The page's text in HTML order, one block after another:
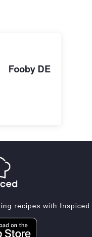
Fooby DE
recipes with Inspiced.